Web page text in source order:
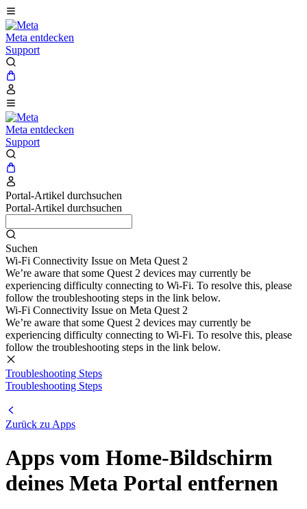
Meta entdecken
Support
Meta entdecken
Support
Portal-Artikel durchsuchen
Portal-Artikel durchsuchen
Suchen
Wi-Fi Connectivity Issue on Meta Quest 2
We’re aware that some Quest 2 devices may currently be
experiencing difficulty connecting to Wi-Fi. To resolve this, please
follow the troubleshooting steps in the link below.
Wi-Fi Connectivity Issue on Meta Quest 2
We’re aware that some Quest 2 devices may currently be
experiencing difficulty connecting to Wi-Fi. To resolve this, please
follow the troubleshooting steps in the link below.
Troubleshooting Steps
Troubleshooting Steps
Zurück zu Apps
Apps vom Home-Bildschirm
deines Meta Portal entfernen